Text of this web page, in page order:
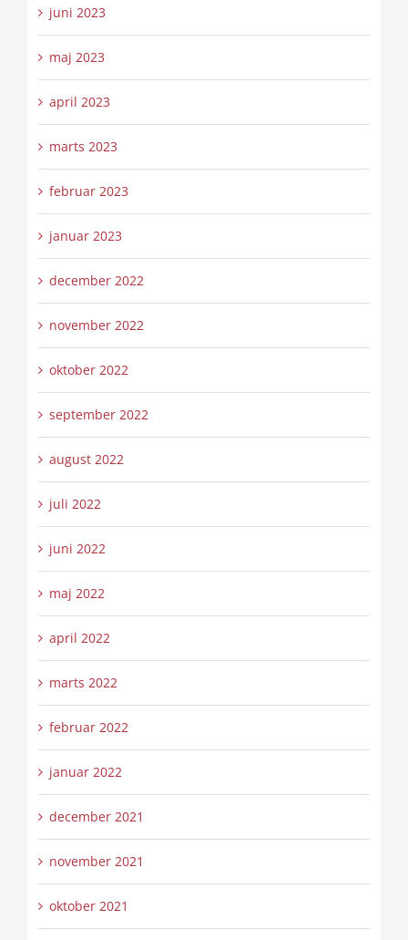
juni 2023
maj 2023
april 2023
marts 2023
februar 2023
januar 2023
december 2022
november 2022
oktober 2022
september 2022
august 2022
juli 2022
juni 2022
maj 2022
april 2022
marts 2022
februar 2022
januar 2022
december 2021
november 2021
oktober 2021